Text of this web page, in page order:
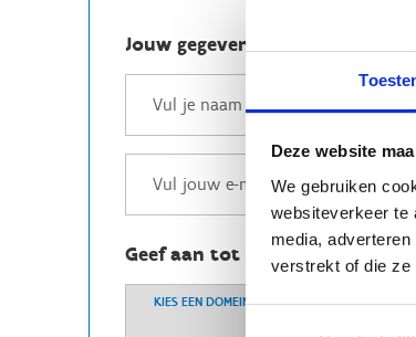
Deze website
We gebruiken
websiteverkeer te
media,
verstrekt of die ze
Jouw gegevens
Geef aan tot welk domein
KIES EEN DOMEIN